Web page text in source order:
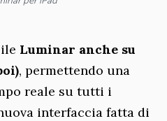
Luminar anche su
, permettendo una
reale su tutti i
interfaccia fatta di